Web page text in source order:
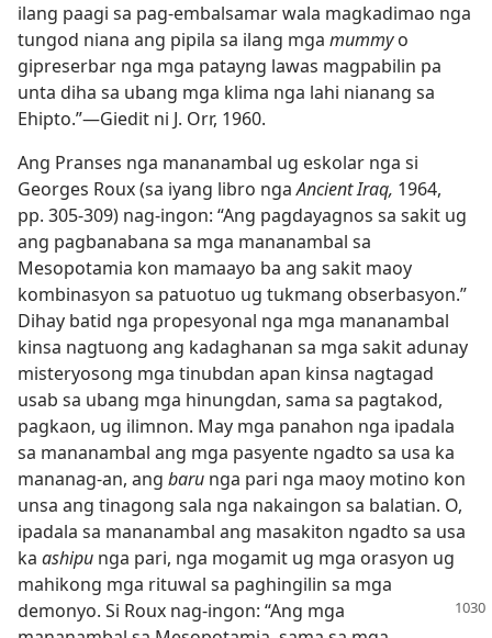
ilang paagi sa pag-embalsamar wala magkadimao nga
tungod niana ang pipila sa ilang mga mummyo
gipreserbar nga mga patayng lawas magpabilin pa
unta diha sa ubang mga klima nga lahi nianang sa
Ehipto.”​—Giedit ni J. Orr, 1960.
Ang Pranses nga mananambal ug eskolar nga si
Georges Roux (sa iyang libro ngaAncient Iraq, 1964,
pp. 305-309) nag-ingon: “Ang pagdayagnos sa sakit ug
ang pagbanabana sa mga mananambal sa
Mesopotamia kon mamaayo ba ang sakit maoy
kombinasyon sa patuotuo ug tukmang obserbasyon.”
Dihay batid nga propesyonal nga mga mananambal
kinsa nagtuong ang kadaghanan sa mga sakit adunay
misteryosong mga tinubdan apan kinsa nagtagad
usab sa ubang mga hinungdan, sama sa pagtakod,
pagkaon, ug ilimnon. May mga panahon nga ipadala
sa mananambal ang mga pasyente ngadto sa usa ka
mananag-an, ang baru nga pari nga maoy motino kon
unsa ang tinagong sala nga nakaingon sa balatian. O,
ipadala sa mananambal ang masakiton ngadto sa usa
ka ashipu nga pari, nga mogamit ug mga orasyon ug
mahikong mga rituwal sa paghingilin sa mga
demonyo. Si Roux nag-ingon: “Ang mga